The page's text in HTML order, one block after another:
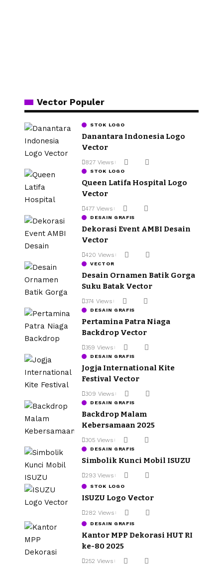
Vector Populer
STOK LOGO
Danantara Indonesia Logo
Vector
827 Views
STOK LOGO
Queen Latifa Hospital Logo
Vector
477 Views
DESAIN GRAFIS
Dekorasi Event AMBI Desain
Vector
420 Views
VECTOR
Desain Ornamen Batik Gorga
Suku Batak Vector
374 Views
DESAIN GRAFIS
Pertamina Patra Niaga
Backdrop Vector
359 Views
DESAIN GRAFIS
Jogja International Kite
Festival Vector
309 Views
DESAIN GRAFIS
Backdrop Malam
Kebersamaan 2025
305 Views
DESAIN GRAFIS
Simbolik Kunci Mobil ISUZU
293 Views
STOK LOGO
ISUZU Logo Vector
282 Views
DESAIN GRAFIS
Kantor MPP Dekorasi HUT RI
ke-80 2025
252 Views